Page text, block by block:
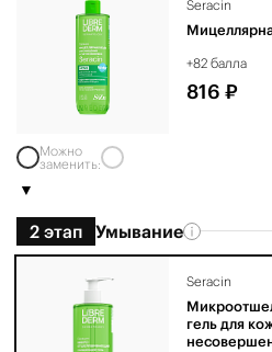
Seracin
+82 балла
816 ₽
Можно
заменить:
2 этап Умывание
Seracin
гель для